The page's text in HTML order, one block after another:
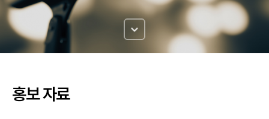
홍보 자료